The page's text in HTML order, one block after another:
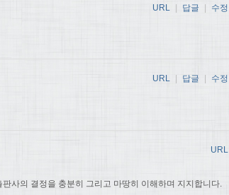
URL | 답글 | 수정
URL 답글 수정
사의 결정을 충분히 그리고 마땅히 이해하며 지지합니다.
URL